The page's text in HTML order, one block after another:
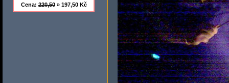
Cena:220,50» 197,50 Kč